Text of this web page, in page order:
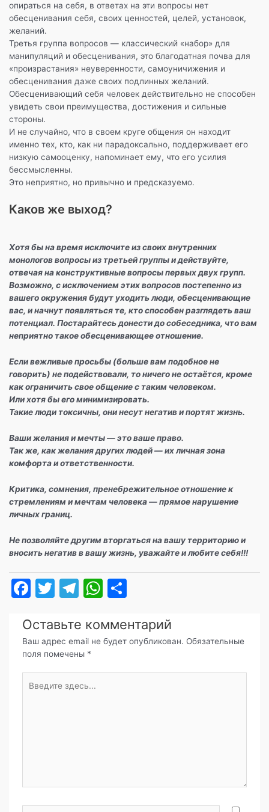
опираться на себя, в ответах на эти вопросы нет
обесценивания себя, своих ценностей, целей, установок,
желаний.
Третья группа вопросов — классический «набор» для
манипуляций и обесценивания, это благодатная почва для
«произрастания» неуверенности, самоуничижения и
обесценивания даже своих подлинных желаний.
Обесценивающий себя человек действительно не способен
увидеть свои преимущества, достижения и сильные
стороны.
И не случайно, что в своем круге общения он находит
именно тех, кто, как ни парадоксально, поддерживает его
низкую самооценку, напоминает ему, что его усилия
бессмысленны.
Это неприятно, но привычно и предсказуемо.
Каков же выход?
Хотя бы на время исключите из своих внутренних
монологов вопросы из третьей группы и действуйте,
отвечая на конструктивные вопросы первых двух групп.
Возможно, с исключением этих вопросов постепенно из
вашего окружения будут уходить люди, обесценивающие
вас, и начнут появляться те, кто способен разглядеть ваш
потенциал. Постарайтесь донести до собеседника, что вам
неприятно такое обесценивающее отношение.
Если вежливые просьбы (больше вам подобное не
говорить) не подействовали, то ничего не остаётся, кроме
как ограничить свое общение с таким человеком.
Или хотя бы его минимизировать.
Такие люди токсичны, они несут негатив и портят жизнь.
Ваши желания и мечты — это ваше право.
Так же, как желания других людей — их личная зона
комфорта и ответственности.
Критика, сомнения, пренебрежительное отношение к
стремлениям и мечтам человека — прямое нарушение
личных границ.
Не позволяйте другим вторгаться на вашу территорию и
вносить негатив в вашу жизнь, уважайте и любите себя!!!
F
c
e
o
T
itt
er
T
e
gr
m
W
at
s
п
р
Оставьте комментарий
Ваш адрес email не будет опубликован. Обязательные
поля помечены *
здесь...